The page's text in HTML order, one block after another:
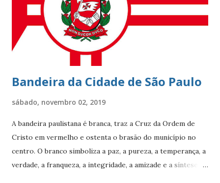
Teles e Charles Le Blond Charles Le Blond, 1804-1880,
chegou ao Rio de Janeiro em 1830, proveniente de
Marselha fundando a empresa ‘Navegação Aliança’ com a
finalidade de explor...
Bandeira da Cidade de São Paulo
sábado, novembro 02, 2019
A bandeira paulistana é branca, traz a Cruz da Ordem de
Cristo em vermelho e ostenta o brasão do município no
centro. O branco simboliza a paz, a pureza, a temperança, a
verdade, a franqueza, a integridade, a amizade e a síntese